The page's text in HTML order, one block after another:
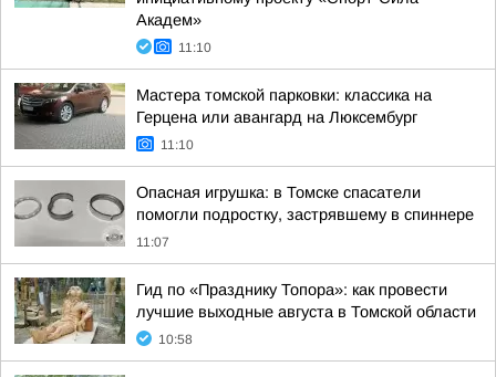
Академ»
11:10
Мастера томской парковки: классика на
Герцена или авангард на Люксембург
11:10
Опасная игрушка: в Томске спасатели
помогли подростку, застрявшему в спиннере
11:07
Гид по «Празднику Топора»: как провести
лучшие выходные августа в Томской области
10:58